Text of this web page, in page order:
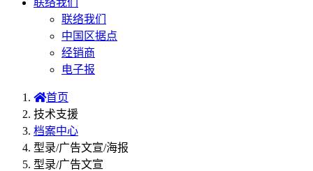
联络我们
联络我们
中国区据点
经销商
电子报
首页
技术支援
档案中心
型录/广告文宣/海报
型录/广告文宣